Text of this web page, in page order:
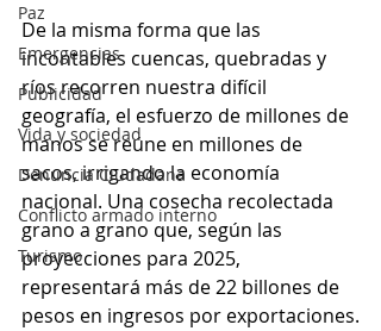
Paz
Emergencias
Publicidad
Vida y sociedad
Denuncia Ciudadana
Conflicto armado interno
Turismo
De la misma forma que las
incontables cuencas, quebradas y
ríos recorren nuestra difícil
geografía, el esfuerzo de millones de
manos se reúne en millones de
sacos, irrigando la economía
nacional. Una cosecha recolectada
grano a grano que, según las
proyecciones para 2025,
representará más de 22 billones de
pesos en ingresos por exportaciones.